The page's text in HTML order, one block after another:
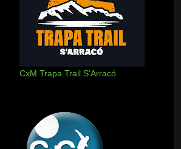
CxM Trapa Trail S'Arracó